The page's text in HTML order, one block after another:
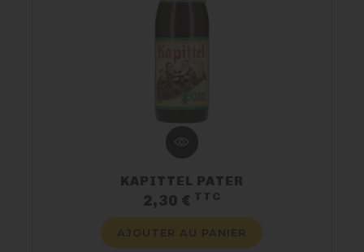
KAPITTEL PATER
2,30 € TTC
AJOUTER AU PANIER